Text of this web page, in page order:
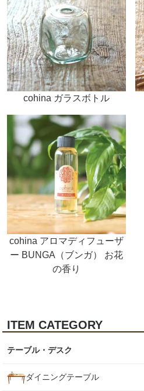
cohina ガラスボトル
cohina アロマディフューザ
ー BUNGA（ブンガ） お花
の香り
ITEM CATEGORY
テーブル・デスク
ダイニングテーブル